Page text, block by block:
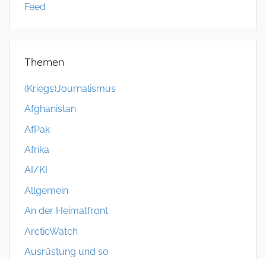
Feed
Themen
(Kriegs)Journalismus
Afghanistan
AfPak
Afrika
AI/KI
Allgemein
An der Heimatfront
ArcticWatch
Ausrüstung und so